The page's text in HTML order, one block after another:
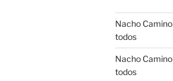
Nacho Camino
todos
Nacho Camino
todos